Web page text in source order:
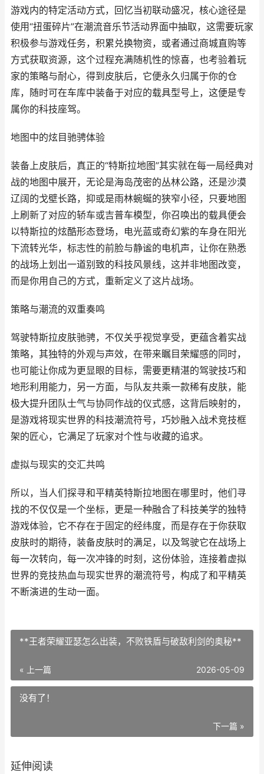
游戏内的特定活动方式，回忆当初联动盛况，核心途径是
使用“扭蛋碎片”在潮流音乐节活动界面中抽取，这需要玩家
积极参与游戏任务，积累兑换物资，或者通过商城直购等
方式获取资源，这个过程充满随机性的惊喜，也考验着玩
家的策略与耐心，得到皮肤后，它便永久归属于你的仓
库，随时可在车库中装备于对应的载具型号上，这便是专
属你的科技座驾。
地图中的炫目驰骋体验
装备上皮肤后，真正的“特斯拉地图”其实就在每一局经典对
战的地图中展开，无论是海岛茂密的丛林公路，还是沙漠
辽阔的戈壁长路，抑或是雨林蜿蜒的狭窄小径，只要地图
上刷新了对应的轿车或吉普车模型，你召唤出的载具便会
以特斯拉的炫酷形态登场，电光蓝或奇幻紫的车身在阳光
下流转光华，标志性的前脸与静谧的电机声，让你在熟悉
的战场上划出一道别致的科技风景线，这并非地图改变，
而是你用自己的方式，重新定义了这片战场。
策略与潮流的双重奏鸣
驾驶特斯拉皮肤驰骋，不仅关乎视觉享受，更蕴含着实战
策略，其独特的外观与声效，在带来瞩目荣耀感的同时，
也可能让你成为更显眼的目标，需要更精湛的驾驶技巧和
地形利用能力，另一方面，与队友共乘一款稀有皮肤，能
极大提升团队士气与协同作战的仪式感，这背后映射的，
是游戏将现实世界的科技潮流符号，巧妙融入战术竞技框
架的匠心，它满足了玩家对个性与收藏的追求。
虚拟与现实的交汇共鸣
所以，当人们探寻和平精英特斯拉地图在哪里时，他们寻
找的不仅仅是一个坐标，更是一种融合了科技美学的独特
游戏体验，它不存在于固定的经纬度，而是存在于你获取
皮肤时的期待，装备皮肤时的满足，以及驾驶它在战场上
每一次转向，每一次冲锋的时刻，这份体验，连接着虚拟
世界的竞技热血与现实世界的潮流符号，构成了和平精英
不断演进的生动一面。
**王者荣耀亚瑟怎么出装，不败铁盾与破敌利剑的奥秘**
« 上一篇 2026-05-09
没有了！
下一篇 »
延伸阅读